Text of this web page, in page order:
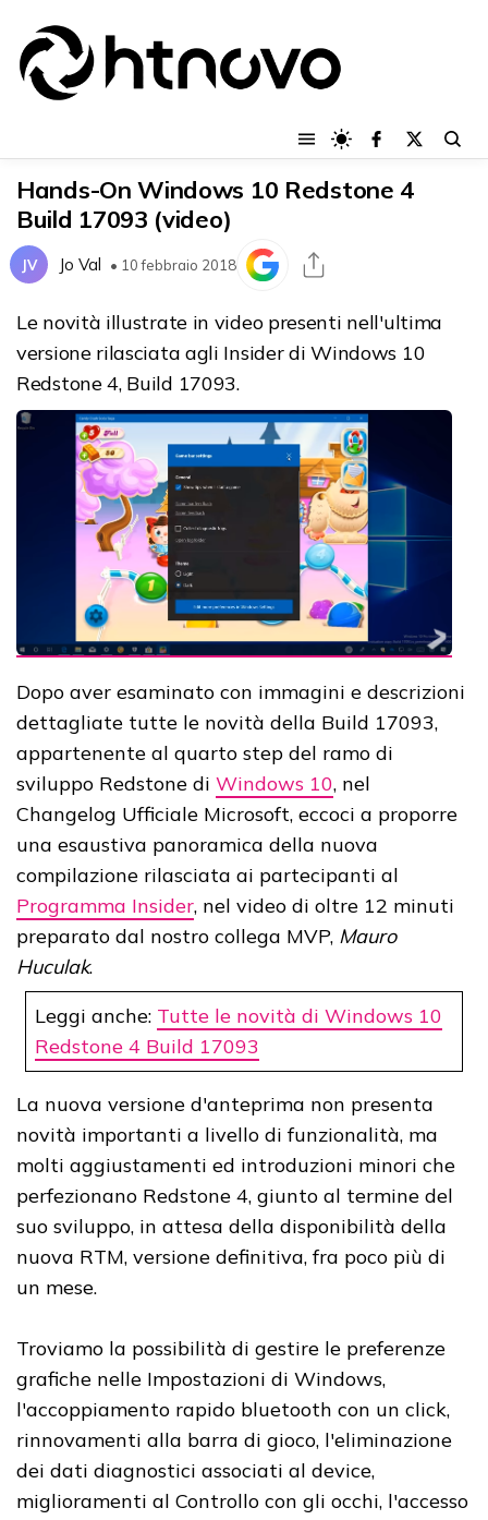
Hands-On Windows 10 Redstone 4
Build 17093 (video)
JV Jo Val • 10 febbraio 2018
Le novità illustrate in video presenti nell'ultima
versione rilasciata agli Insider di Windows 10
Redstone 4, Build 17093.
Dopo aver esaminato con immagini e descrizioni
dettagliate tutte le novità della Build 17093,
appartenente al quarto step del ramo di
sviluppo Redstone di Windows 10, nel
Changelog Ufficiale Microsoft, eccoci a proporre
una esaustiva panoramica della nuova
compilazione rilasciata ai partecipanti al
Programma Insider, nel video di oltre 12 minuti
preparato dal nostro collega MVP, Mauro
Huculak.
Leggi anche: Tutte le novità di Windows 10
Redstone 4 Build 17093
La nuova versione d'anteprima non presenta
novità importanti a livello di funzionalità, ma
molti aggiustamenti ed introduzioni minori che
perfezionano Redstone 4, giunto al termine del
suo sviluppo, in attesa della disponibilità della
nuova RTM, versione definitiva, fra poco più di
un mese.
Troviamo la possibilità di gestire le preferenze
grafiche nelle Impostazioni di Windows,
l'accoppiamento rapido bluetooth con un click,
rinnovamenti alla barra di gioco, l'eliminazione
dei dati diagnostici associati al device,
miglioramenti al Controllo con gli occhi, l'accesso